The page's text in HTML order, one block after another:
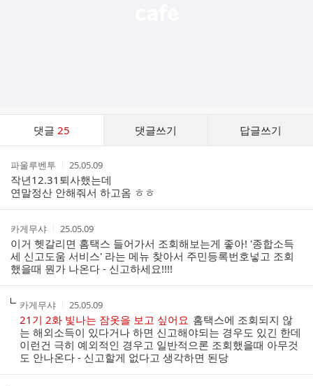
댓글25 댓글쓰기 답글쓰기
트
작
성
자
파울루벤투
작
성
시
간
25.05.09
작년12.31퇴사했는데
연말정산 안해줘서 하고옴 ㅎㅎ
작
성
자
카게무샤
작
성
시
간
25.05.09
이거 헷갈리면 홈택스 들어가서 조회해보는게 좋아! '종합소득
세 신고도움 서비스' 라는 메뉴 찾아서 주민등록번호넣고 조회
했을때 뭔가 나온다 - 신고하세요!!!!
작
성
자
카게무샤
작
성
시
간
25.05.09
21기 2화 빛나는 잠옷을 보고 싶어요 홈택스에 조회되지 않
는 해외소득이 있다거나 하면 신고해야되는 경우도 있긴 한데
이런건 극히 예외적인 경우고 일반적으론 조회했을때 아무것
도 안나온다 - 신고할게 없다고 생각하면 된당